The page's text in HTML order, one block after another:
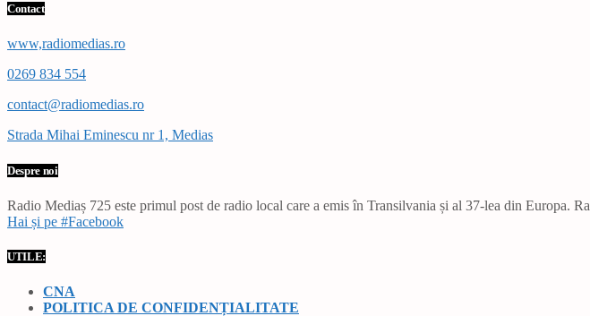
Contact
www,radiomedias.ro
0269 834 554
contact@radiomedias.ro
Strada Mihai Eminescu nr 1, Medias
Despre noi
Radio Mediaș 725 este primul post de radio local care a emis în Transilvania și al 37-lea din Europa.
Hai și pe #Facebook
UTILE:
CNA
POLITICA DE CONFIDENȚIALITATE